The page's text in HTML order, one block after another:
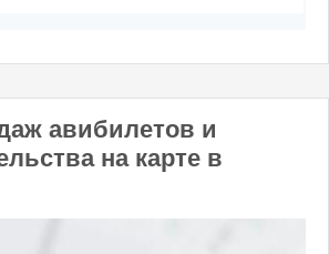
авибилетов и
на карте в